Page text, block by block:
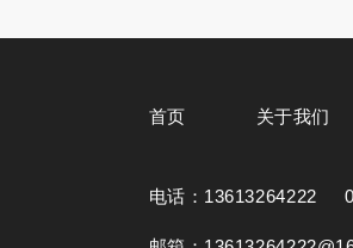
首页
电话： 13613264222
关于我们